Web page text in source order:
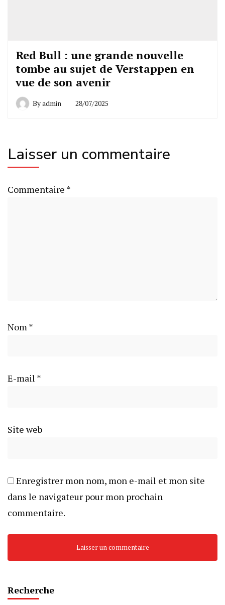
Red Bull : une grande nouvelle
tombe au sujet de Verstappen en
vue de son avenir
Byadmin 28/07/2025
Laisser un commentaire
Commentaire *
Nom *
E-mail *
Site web
Enregistrer mon nom, mon e-mail et mon site
dans le navigateur pour mon prochain
commentaire.
Recherche